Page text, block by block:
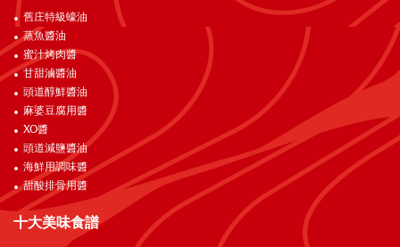
舊庄特級蠔油
蒸魚醬油
蜜汁烤肉醬
甘甜滷醬油
頭道醇鮮醬油
麻婆豆腐用醬
XO醬
頭道減鹽醬油
海鮮用調味醬
甜酸排骨用醬
十大美味食譜